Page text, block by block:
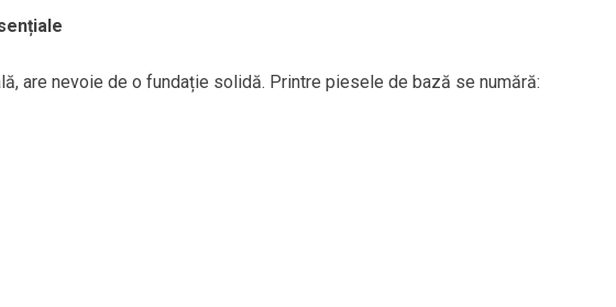
are nevoie de o fundație solidă. Printre piesele de bază se numără: